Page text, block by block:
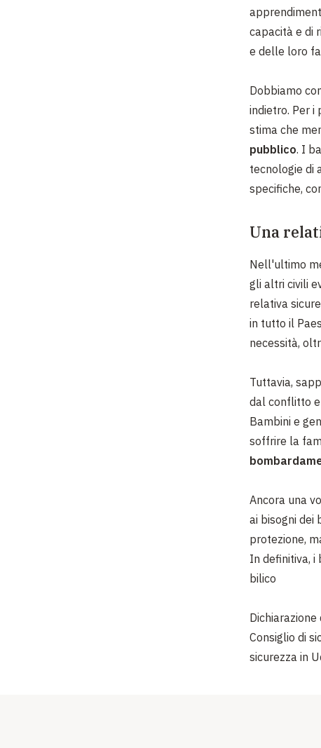
capacità e di
e delle loro
Dobbiamo
indietro. Per i
stima che
pubblico. I
tecnologie di
specifiche,
Una
Nell'ultimo
gli altri civili
relativa
in tutto il
necessità,
Tuttavia,
dal conflitto
Bambini e
soffrire la
Ancora una
ai bisogni dei
protezione,
In definitiva, i
bilico
Consiglio di
sicurezza in